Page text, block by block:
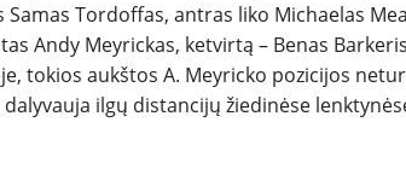
Tordoffas, antras liko Michaelas
Andy Meyrickas, ketvirtą – Benas
tokios aukštos A. Meyricko pozicijos
ilgų distancijų žiedinėse